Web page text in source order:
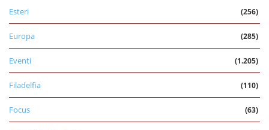
Esteri (256)
Europa (285)
Eventi (1.205)
Filadelfia (110)
Focus (63)